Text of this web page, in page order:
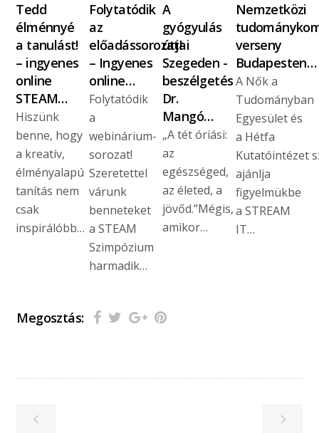
Tedd
élménnyé
a tanulást!
– ingyenes
online
STEAM…
Hiszünk
benne, hogy
a kreatív,
élményalapú
tanítás nem
csak
inspirálóbb…
Folytatódik
az
előadássorozat!
– Ingyenes
online…
Folytatódik
a
webinárium-
sorozat!
Szeretettel
várunk
benneteket
a STEAM
Szimpózium
harmadik…
A
gyógyulás
útjai
Szegeden -
beszélgetés
Dr.
Mangó…
„A tét óriási:
az
egészséged,
az életed, a
jövőd.”Mégis,
amikor…
Nemzetközi
verseny
Budapesten…
A Nők a
Tudományban
Egyesület és
a Hétfa
Kutatóintézet
ajánlja
figyelmükbe
a STREAM
IT…
Megosztás: